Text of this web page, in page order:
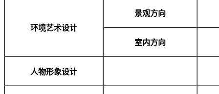
环境艺术设计
景观方向
室内方向
人物形象设计